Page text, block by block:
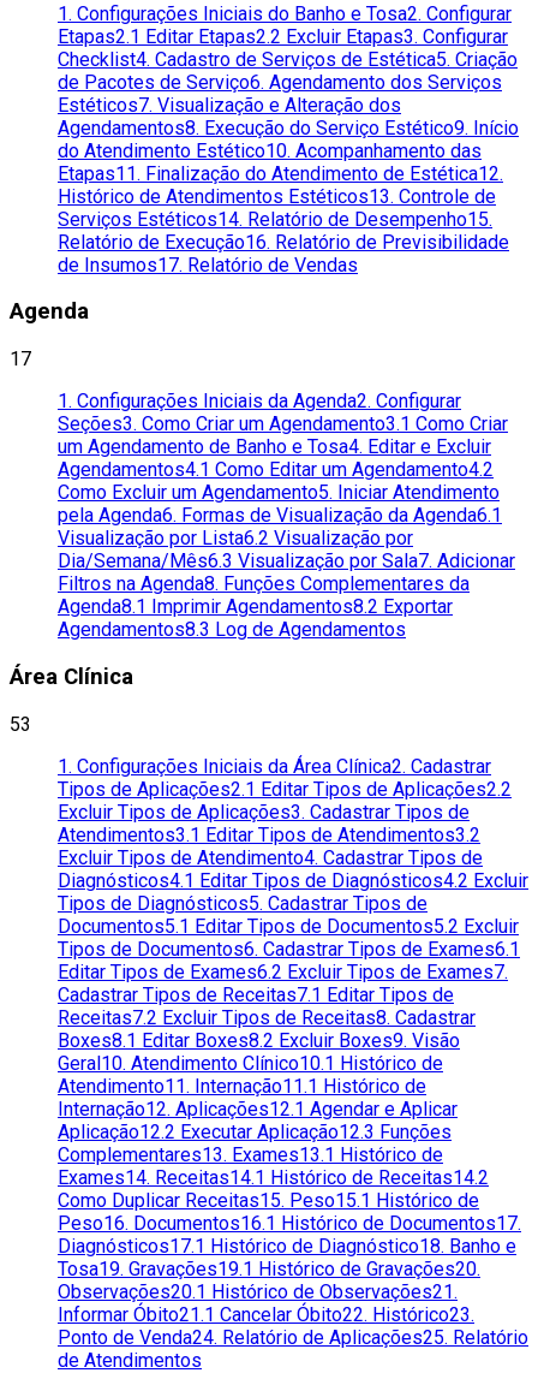
1. Configurações Iniciais do Banho e Tosa2. Configurar
Etapas2.1 Editar Etapas2.2 Excluir Etapas3. Configurar
Checklist4. Cadastro de Serviços de Estética5. Criação
de Pacotes de Serviço6. Agendamento dos Serviços
Estéticos7. Visualização e Alteração dos
Agendamentos8. Execução do Serviço Estético9. Início
do Atendimento Estético10. Acompanhamento das
Etapas11. Finalização do Atendimento de Estética12.
Histórico de Atendimentos Estéticos13. Controle de
Serviços Estéticos14. Relatório de Desempenho15.
Relatório de Execução16. Relatório de Previsibilidade
de Insumos17. Relatório de Vendas
Agenda
17
1. Configurações Iniciais da Agenda2. Configurar
Seções3. Como Criar um Agendamento3.1 Como Criar
um Agendamento de Banho e Tosa4. Editar e Excluir
Agendamentos4.1 Como Editar um Agendamento4.2
Como Excluir um Agendamento5. Iniciar Atendimento
pela Agenda6. Formas de Visualização da Agenda6.1
Visualização por Lista6.2 Visualização por
Dia/Semana/Mês6.3 Visualização por Sala7. Adicionar
Filtros na Agenda8. Funções Complementares da
Agenda8.1 Imprimir Agendamentos8.2 Exportar
Agendamentos8.3 Log de Agendamentos
Área Clínica
53
1. Configurações Iniciais da Área Clínica2. Cadastrar
Tipos de Aplicações2.1 Editar Tipos de Aplicações2.2
Excluir Tipos de Aplicações3. Cadastrar Tipos de
Atendimentos3.1 Editar Tipos de Atendimentos3.2
Excluir Tipos de Atendimento4. Cadastrar Tipos de
Diagnósticos4.1 Editar Tipos de Diagnósticos4.2 Excluir
Tipos de Diagnósticos5. Cadastrar Tipos de
Documentos5.1 Editar Tipos de Documentos5.2 Excluir
Tipos de Documentos6. Cadastrar Tipos de Exames6.1
Editar Tipos de Exames6.2 Excluir Tipos de Exames7.
Cadastrar Tipos de Receitas7.1 Editar Tipos de
Receitas7.2 Excluir Tipos de Receitas8. Cadastrar
Boxes8.1 Editar Boxes8.2 Excluir Boxes9. Visão
Geral10. Atendimento Clínico10.1 Histórico de
Atendimento11. Internação11.1 Histórico de
Internação12. Aplicações12.1 Agendar e Aplicar
Aplicação12.2 Executar Aplicação12.3 Funções
Complementares13. Exames13.1 Histórico de
Exames14. Receitas14.1 Histórico de Receitas14.2
Como Duplicar Receitas15. Peso15.1 Histórico de
Peso16. Documentos16.1 Histórico de Documentos17.
Diagnósticos17.1 Histórico de Diagnóstico18. Banho e
Tosa19. Gravações19.1 Histórico de Gravações20.
Observações20.1 Histórico de Observações21.
Informar Óbito21.1 Cancelar Óbito22. Histórico23.
Ponto de Venda24. Relatório de Aplicações25. Relatório
de Atendimentos